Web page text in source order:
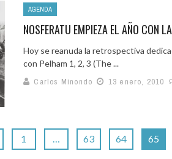
AGENDA
NOSFERATU EMPIEZA EL AÑO CON
Hoy se reanuda la retrospectiva
con Pelham 1, 2, 3 (The ...
Carlos Minondo
13 enero, 2010
1 … 63 64 65